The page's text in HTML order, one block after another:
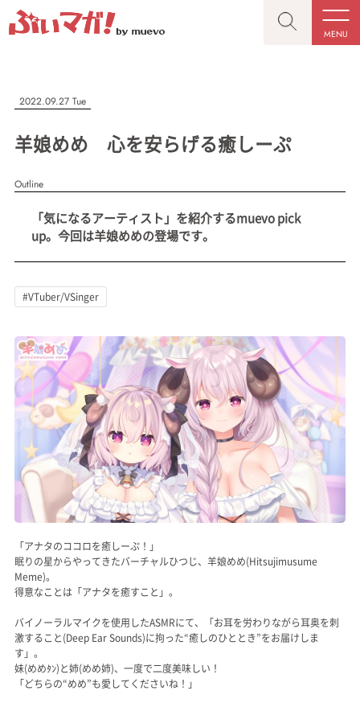
MENU
CLOSE
記事を検索する
人気ワード
#獣系 #動物系
CLOSE
“推しへの応援を形にする”VTuber専門メディア
MENU
記事一覧
プレスリリース一覧
お問い合わせ
記事リクエスト
ログイン
LINK
muevoクラウドファンディング
muevoコミュニティ
ぶいクラ！by muevo
Follow us
Official SNS
2022.09.27 Tue
羊娘めめ 心を安らげる癒しーぷ
Outline
「気になるアーティスト」を紹介するmuevo pick
up。今回は羊娘めめの登場です。
#VTuber/VSinger
「アナタのココロを癒しーぷ！」
眠りの星からやってきたバーチャルひつじ、羊娘めめ(Hitsujimusume
Meme)。
得意なことは「アナタを癒すこと」。
バイノーラルマイクを使用したASMRにて、「お耳を労わりながら耳奥を刺
激すること(Deep Ear Sounds)に拘った“癒しのひととき”をお届けしま
す」。
妹(めめﾀﾝ)と姉(めめ姉)、一度で二度美味しい！
「どちらの“めめ”も愛してくださいね！」